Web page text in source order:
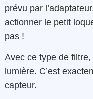
prévu par
actionner le petit
pas !
Avec ce type de
lumière. C’est
capteur.